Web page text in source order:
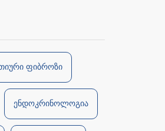
ფიბროზი
ენდოკრინოლოგია